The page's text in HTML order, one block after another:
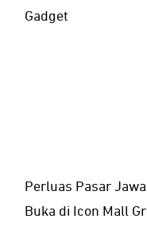
Gadget
Perluas Pasar
Buka di Icon Mall